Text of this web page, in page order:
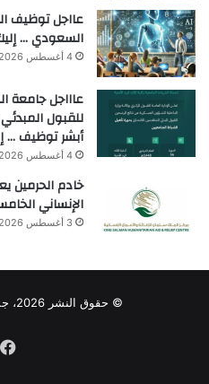
عااجل توظيف
السعودي …
4 أغسطس 2026
عاااجل جامعة
للقبول
أبشر توظيف …
4 أغسطس 2026
خادم الحرمين
الإنساني الخامس في أبريل
3 أغسطس 2026
© حقوق النشر 2026، جميع الحقوق محفوظة